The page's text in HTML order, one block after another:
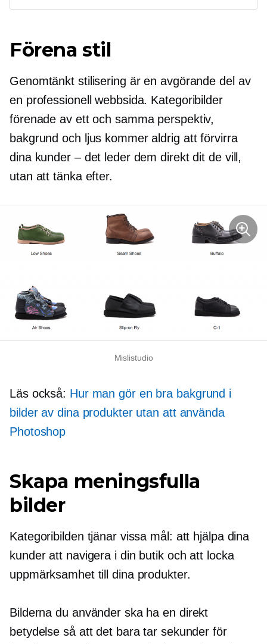
Förena stil
Genomtänkt stilisering är en avgörande del av
en professionell webbsida. Kategoribilder
förenade av ett och samma perspektiv,
bakgrund och ljus kommer aldrig att förvirra
dina kunder – det leder dem direkt dit de vill,
utan att tänka efter.
Mislistudio
Läs också: Hur man gör en bra bakgrund i
bilder av dina produkter utan att använda
Photoshop
Skapa meningsfulla
bilder
Kategoribilden tjänar vissa mål: att hjälpa dina
kunder att navigera i din butik och att locka
uppmärksamhet till dina produkter.
Bilderna du använder ska ha en direkt
betydelse så att det bara tar sekunder för